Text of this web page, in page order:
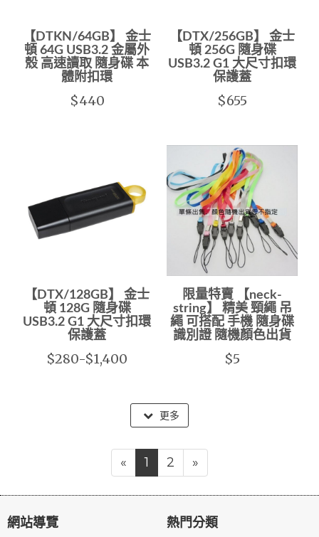
【DTKN/64GB】 金士
頓 64G USB3.2 金屬外
殼 高速讀取 隨身碟 本
體附扣環
$440
【DTX/256GB】 金士
頓 256G 隨身碟
USB3.2 G1 大尺寸扣環
保護蓋
$655
【DTX/128GB】 金士
頓 128G 隨身碟
USB3.2 G1 大尺寸扣環
保護蓋
$280-$1,400
限量特賣 【neck-
string】 精美 頸繩 吊
繩 可搭配 手機 隨身碟
識別證 隨機顏色出貨
$5
更多
« 1 2 »
網站導覽 熱門分類